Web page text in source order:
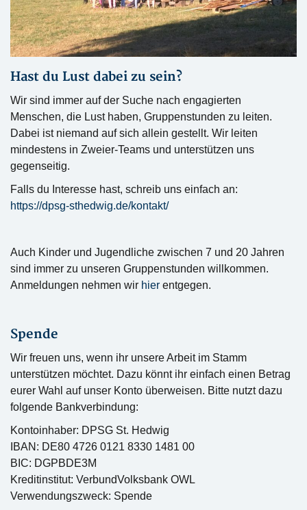
Hast du Lust dabei zu sein?
Wir sind immer auf der Suche nach engagierten
Menschen, die Lust haben, Gruppenstunden zu leiten.
Dabei ist niemand auf sich allein gestellt. Wir leiten
mindestens in Zweier-Teams und unterstützen uns
gegenseitig.
Falls du Interesse hast, schreib uns einfach an:
https://dpsg-sthedwig.de/kontakt/
Auch Kinder und Jugendliche zwischen 7 und 20 Jahren
sind immer zu unseren Gruppenstunden willkommen.
Anmeldungen nehmen wir hier entgegen.
Spende
Wir freuen uns, wenn ihr unsere Arbeit im Stamm
unterstützen möchtet. Dazu könnt ihr einfach einen Betrag
eurer Wahl auf unser Konto überweisen. Bitte nutzt dazu
folgende Bankverbindung:
Kontoinhaber: DPSG St. Hedwig
IBAN: DE80 4726 0121 8330 1481 00
BIC: DGPBDE3M
Kreditinstitut: VerbundVolksbank OWL
Verwendungszweck: Spende